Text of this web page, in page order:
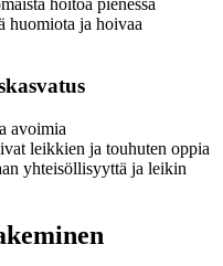
huomiota ja hoivaa
avoimia
leikkien ja touhuten oppia
yhteisöllisyyttä ja leikin